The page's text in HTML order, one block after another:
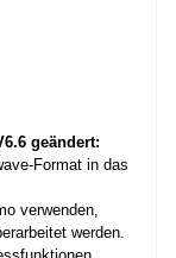
geändert:
Format in das
verwenden,
werden.